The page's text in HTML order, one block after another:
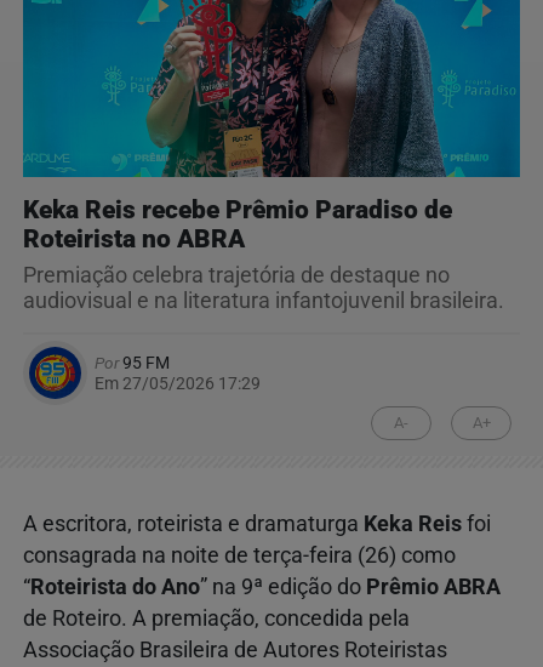
Keka Reis recebe Prêmio Paradiso de
Roteirista no ABRA
Premiação celebra trajetória de destaque no
audiovisual e na literatura infantojuvenil brasileira.
Por95 FM
Em 27/05/2026 17:29
A- A+
A escritora, roteirista e dramaturga Keka Reis foi
consagrada na noite de terça-feira (26) como
“Roteirista do Ano” na 9ª edição do Prêmio ABRA
de Roteiro. A premiação, concedida pela
Associação Brasileira de Autores Roteiristas